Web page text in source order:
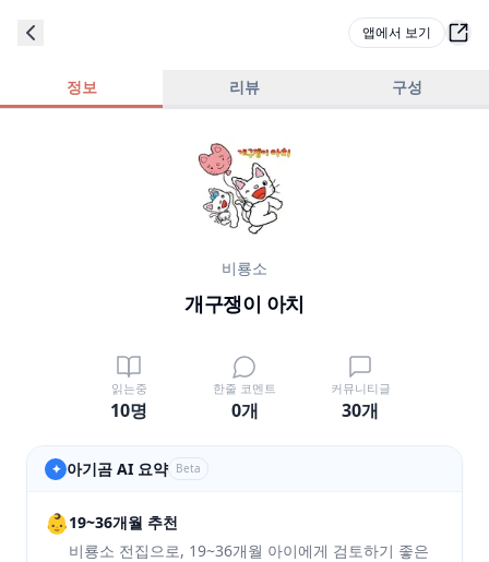
앱에서 보기
정보 리뷰 구성
비룡소
개구쟁이 아치
읽는중
10명
한줄 코멘트
0개
커뮤니티글
30개
✦ 아기곰 AI 요약 Beta
👶19~36개월 추천
비룡소 전집으로, 19~36개월 아이에게 검토하기 좋은